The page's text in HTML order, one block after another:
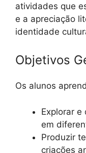
atividades que
e a apreciação
identidade
Objetivos
Os alunos
Explorar
em
Produzir
criações